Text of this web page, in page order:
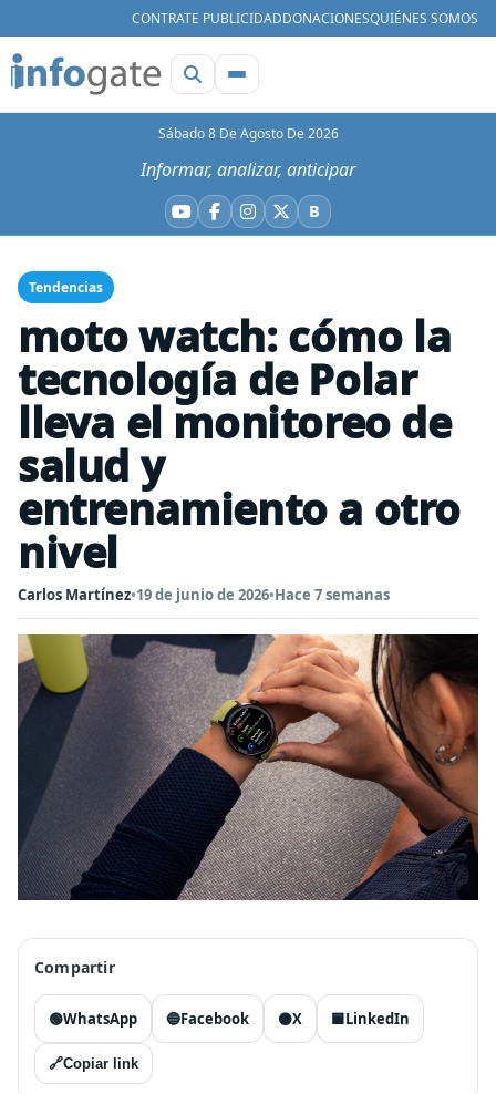
CONTRATE PUBLICIDADDONACIONESQUIÉNES SOMOS
Sábado 8 De Agosto De 2026
Informar, analizar, anticipar
YouTube
Facebook
Instagram
X BBluesky
Tendencias
moto watch: cómo la
tecnología de Polar
lleva el monitoreo de
salud y
entrenamiento a otro
nivel
Carlos Martínez•19 de junio de 2026•Hace 7 semanas
Compartir
🟢WhatsApp 🔵Facebook ⚫X 🟦LinkedIn
🔗Copiar link